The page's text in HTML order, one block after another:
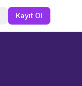
Kayıt Ol